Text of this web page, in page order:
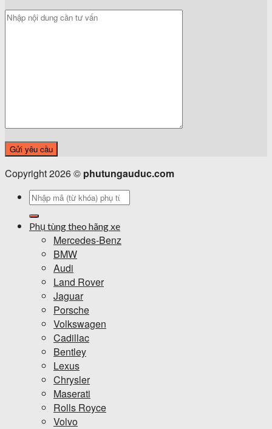
Copyright 2026 © phutungauduc.com
Tìm
Phụ tùng theo hãng xe
Mercedes-Benz
BMW
Audi
Land Rover
Jaguar
Porsche
Volkswagen
Cadillac
Bentley
Lexus
Chrysler
Maserati
Rolls Royce
Volvo